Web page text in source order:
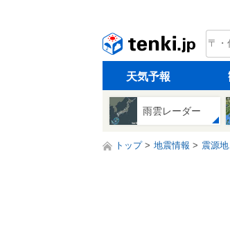
天気予報
雨雲レーダー
トップ 地震情報 震源